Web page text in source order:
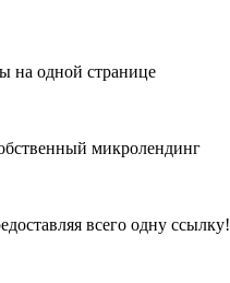
на одной странице
микролендинг
всего одну ссылку!